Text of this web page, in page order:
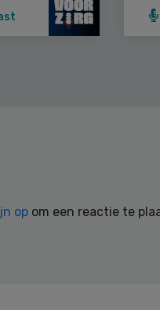
op om een reactie te